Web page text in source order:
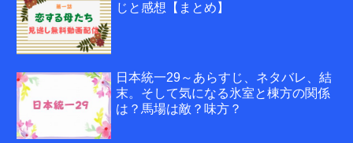
じと感想【まとめ】
日本統一29～あらすじ、ネタバレ、結
末。そして気になる氷室と棟方の関係
は？馬場は敵？味方？